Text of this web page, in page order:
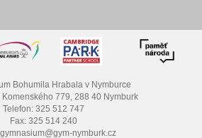
Bohumila Hrabala v Nymburce
Komenského 779, 288 40 Nymburk
Telefon: 325 512 747
Fax: 325 514 240
nymburk.cz